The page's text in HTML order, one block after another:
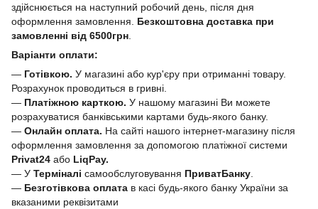
здійснюється на наступний робочий день, після дня
оформлення замовлення. Безкоштовна доставка при
замовленні від 6500грн.
Варіанти оплати:
— Готівкою. У магазині або кур'єру при отриманні товару.
Розрахунок проводиться в гривні.
— Платіжною карткою. У нашому магазині Ви можете
розрахуватися банківськими картами будь-якого банку.
— Онлайн оплата. На сайті нашого інтернет-магазину після
оформлення замовлення за допомогою платіжної системи
Privat24 або LiqPay.
— У Терміналі самообслуговування ПриватБанку.
— Безготівкова оплата в касі будь-якого банку України за
вказаними реквізитами